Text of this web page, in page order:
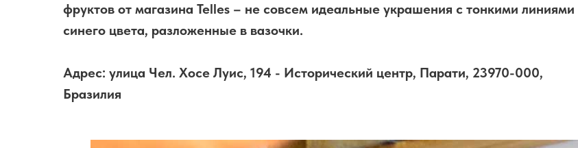
фруктов от магазина Telles – не совсем идеальные украшения с тонкими линиями
синего цвета, разложенные в вазочки.
Адрес: улица Чел. Хосе Луис, 194 - Исторический центр, Парати, 23970-000,
Бразилия